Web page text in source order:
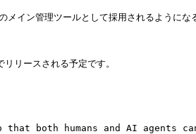
理ツールとして採用されるようになる
ースされる予定です。
both humans and AI agents